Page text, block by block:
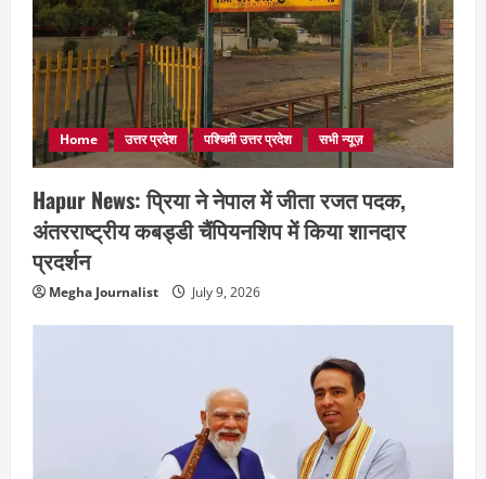
Home उत्तर प्रदेश पश्चिमी उत्तर प्रदेश सभी न्यूज़
Hapur News: प्रिया ने नेपाल में जीता रजत पदक,
अंतरराष्ट्रीय कबड्डी चैंपियनशिप में किया शानदार
प्रदर्शन
Megha Journalist July 9, 2026